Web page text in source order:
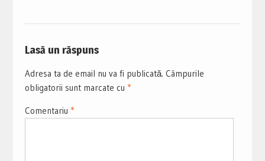
Lasă un răspuns
Adresa ta de email nu va fi publicată. Câmpurile
obligatorii sunt marcate cu *
Comentariu *